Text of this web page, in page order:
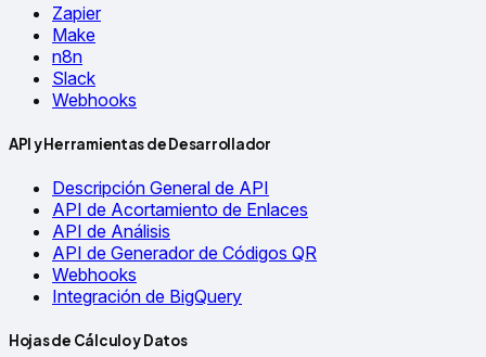
Zapier
Make
n8n
Slack
Webhooks
API y Herramientas de Desarrollador
Descripción General de API
API de Acortamiento de Enlaces
API de Análisis
API de Generador de Códigos QR
Webhooks
Integración de BigQuery
Hojas de Cálculo y Datos